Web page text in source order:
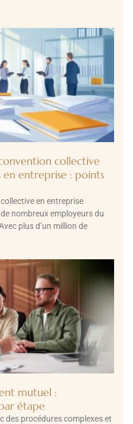
collective
entreprise : points
en entreprise
nombreux employeurs du
plus d’un million de
mutuel :
étape
des procédures complexes et